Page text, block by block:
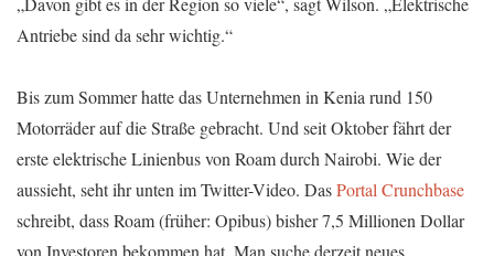
Antriebe sind da sehr wichtig.“
Bis zum Sommer hatte das Unternehmen in Kenia rund 150
Motorräder auf die Straße gebracht. Und seit Oktober fährt der
erste elektrische Linienbus von Roam durch Nairobi. Wie der
aussieht, seht ihr unten im Twitter-Video. DasPortal Crunchbase
schreibt, dass Roam (früher: Opibus) bisher 7,5 Millionen Dollar